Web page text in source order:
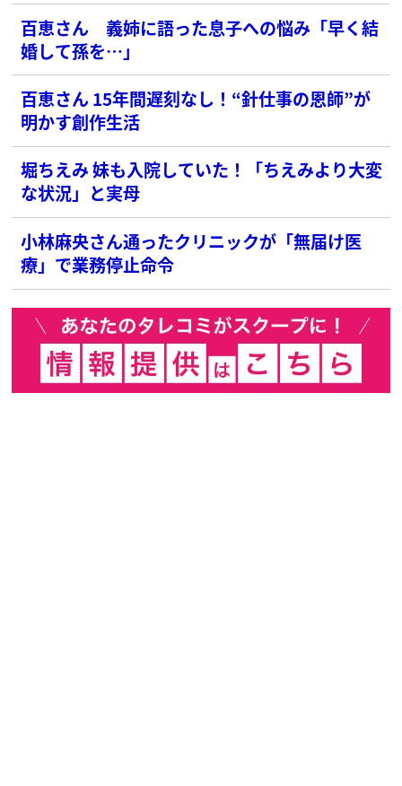
百恵さん 義姉に語った息子への悩み「早く結
婚して孫を…」
百恵さん 15年間遅刻なし！“針仕事の恩師”が
明かす創作生活
堀ちえみ 妹も入院していた！「ちえみより大変
な状況」と実母
小林麻央さん通ったクリニックが「無届け医
療」で業務停止命令